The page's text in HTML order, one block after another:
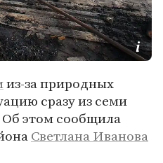
из-за природных
сразу из семи
этом сообщила
Светлана Иванова